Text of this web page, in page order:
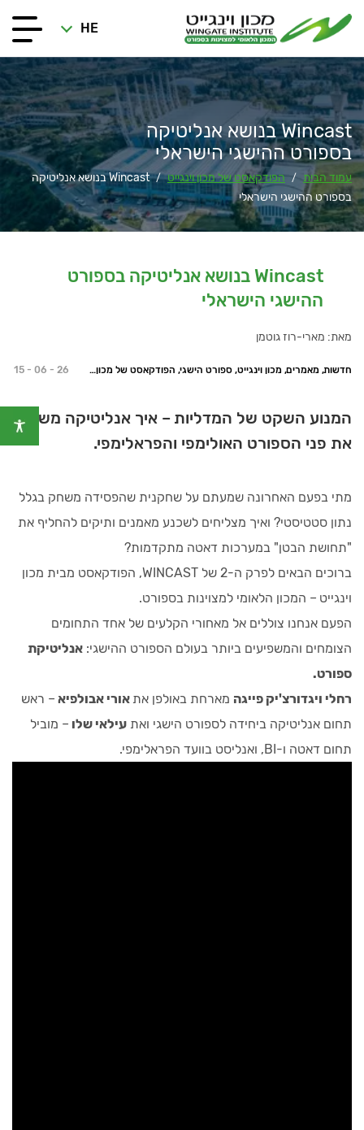
HE
Wincast בנושא אנליטיקה
בספורט ההישגי הישראלי
עמוד הבית / הפודקאסט של מכון וינגייט /
Wincast בנושא אנליטיקה
בספורט ההישגי הישראלי
Wincast בנושא אנליטיקה בספורט
ההישגי הישראלי
מאת: מארי-רוז גוטמן
חדשות, מאמרים, מכון וינגייט, ספורט הישגי, הפודקאסט של מכון וינגייט 15 - 06 - 26
המנוע השקט של המדליות – איך אנליטיקה משנה
את פני הספורט האולימפי והפראלימפי.
מתי בפעם האחרונה שמעתם על שחקנית שהפסידה משחק בגלל
נתון סטטיסטי? ואיך מצליחים לשכנע מאמנים ותיקים להחליף את
"תחושת הבטן" במערכות דאטה מתקדמות?
ברוכים הבאים לפרק ה-2 של WINCAST, הפודקאסט מבית מכון
וינגייט – המכון הלאומי למצוינות בספורט.
הפעם אנחנו צוללים אל מאחורי הקלעים של אחד התחומים
הצומחים והמשפיעים ביותר בעולם הספורט ההישגי: אנליטיקת
ספורט.
רחלי ויגדורצ'יק פייגה מארחת באולפן את אורי אבולפיא – ראש
תחום אנליטיקה ביחידה לספורט הישגי ואת עילאי שלו – מוביל
תחום דאטה ו-BI, ואנליסט בוועד הפראלימפי.